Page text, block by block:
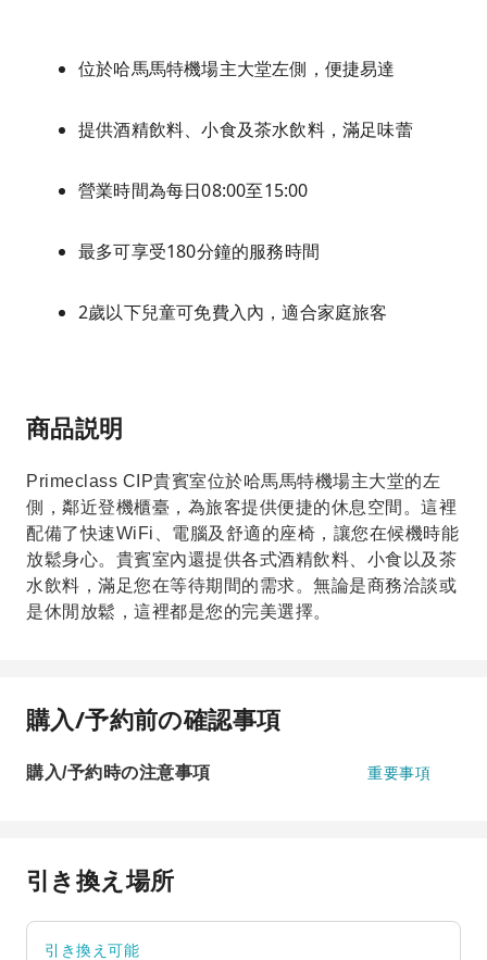
位於哈馬馬特機場主大堂左側，便捷易達
提供酒精飲料、小食及茶水飲料，滿足味蕾
營業時間為每日08:00至15:00
最多可享受180分鐘的服務時間
2歲以下兒童可免費入內，適合家庭旅客
商品説明
Primeclass CIP貴賓室位於哈馬馬特機場主大堂的左
側，鄰近登機櫃臺，為旅客提供便捷的休息空間。這裡
配備了快速WiFi、電腦及舒適的座椅，讓您在候機時能
放鬆身心。貴賓室內還提供各式酒精飲料、小食以及茶
水飲料，滿足您在等待期間的需求。無論是商務洽談或
是休閒放鬆，這裡都是您的完美選擇。
購入/予約前の確認事項
購入/予約時の注意事項 重要事項
引き換え場所
引き換え可能